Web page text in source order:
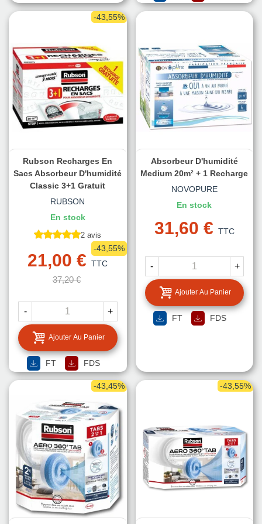
-43,55%
Rubson Recharges En
Sacs Absorbeur D'humidité
Classic 3+1 Gratuit
RUBSON
En stock
2 avis
21,00 € TTC
37,20 €
-43,55%
- +
Ajouter Au Panier
FT FDS
Absorbeur D'humidité
Medium 20m² + 1 Recharge
NOVOPURE
En stock
31,60 € TTC
- +
Ajouter Au Panier
FT FDS
-43,45% -43,55%